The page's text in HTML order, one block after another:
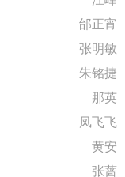
邰正宵
张明敏
朱铭捷
那英
凤飞飞
黄安
张蔷